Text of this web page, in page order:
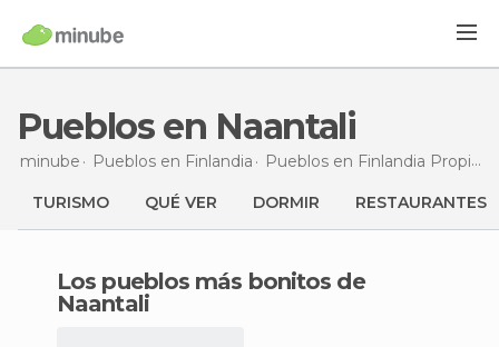
Pueblos en Naantali
minube Pueblos en Finlandia Pueblos en Finlandia Propia
TURISMO QUÉ VER DORMIR RESTAURANTES
Los pueblos más bonitos de
Naantali